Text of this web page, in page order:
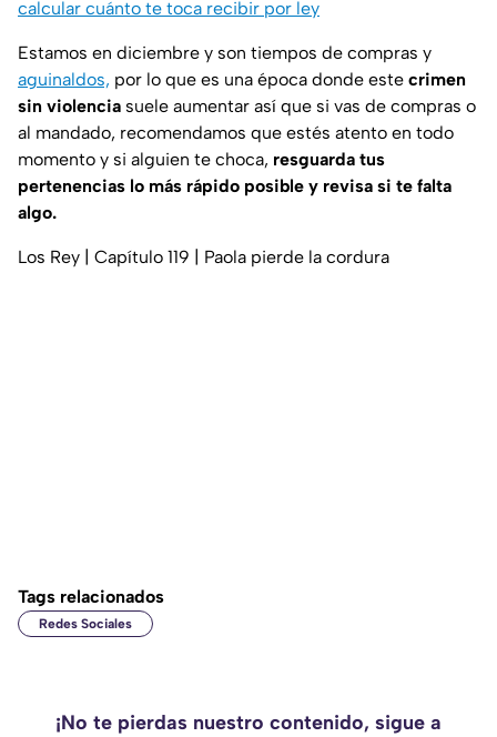
calcular cuánto te toca recibir por ley
Estamos en diciembre y son tiempos de compras y
aguinaldos, por lo que es una época donde este crimen
sin violencia suele aumentar así que si vas de compras o
al mandado, recomendamos que estés atento en todo
momento y si alguien te choca, resguarda tus
pertenencias lo más rápido posible y revisa si te falta
algo.
Los Rey | Capítulo 119 | Paola pierde la cordura
Tags relacionados
Redes Sociales
¡No te pierdas nuestro contenido, sigue a